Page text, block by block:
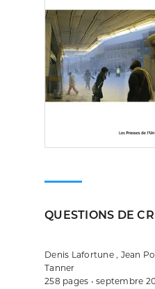
QUESTIONS DE
Denis Lafortune , Jean
Tanner
258 pages • septembre